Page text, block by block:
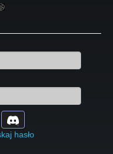
hasło